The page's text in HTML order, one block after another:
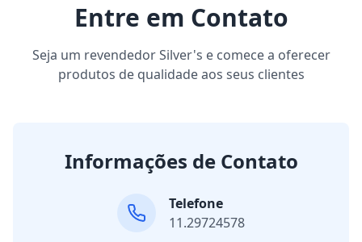
Entre em Contato
Seja um revendedor Silver's e comece a oferecer
produtos de qualidade aos seus clientes
Informações de Contato
Telefone
11.29724578